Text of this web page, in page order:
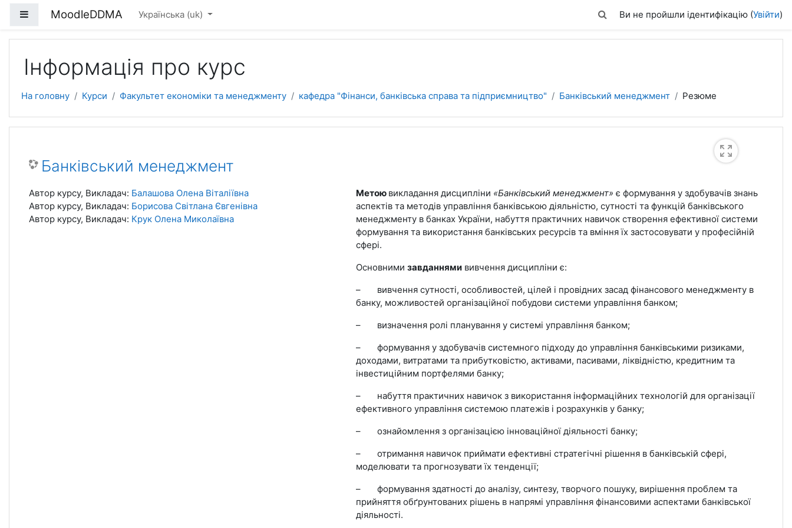
Бокова панель
MoodleDDMA Українська ‎(uk)‎ Переключити введення пошуку
Ви не пройшли ідентифікацію (Увійти)
Інформація про курс
На головну Курси Факультет економіки та менеджменту кафедра "Фінанси, банківська справа та підприємництво" Банківський менеджмент Резюме
Банківський менеджмент
Метою викладання дисципліни «Банківський менеджмент» є формування у здобувачів знань
аспектів та методів управління банківською діяльністю, сутності та функцій банківського
менеджменту в банках України, набуття практичних навичок створення ефективної системи
формування та використання банківських ресурсів та вміння їх застосовувати у професійній
сфері.
Основнимизавданнями вивчення дисципліни є:
– вивчення сутності, особливостей, цілей і провідних засад фінансового менеджменту в
банку, можливостей організаційної побудови системи управління банком;
– визначення ролі планування у системі управління банком;
– формування у здобувачів системного підходу до управління банківськими ризиками,
доходами, витратами та прибутковістю, активами, пасивами, ліквідністю, кредитним та
інвестиційним портфелями банку;
– набуття практичних навичок з використання інформаційних технологій для організації
ефективного управління системою платежів і розрахунків у банку;
– ознайомлення з організацією інноваційної діяльності банку;
– отримання навичок приймати ефективні стратегічні рішення в банківській сфері,
моделювати та прогнозувати їх тенденції;
– формування здатності до аналізу, синтезу, творчого пошуку, вирішення проблем та
прийняття обґрунтованих рішень в напрямі управління фінансовими аспектами банківської
діяльності.
Автор курсу, Викладач: Балашова Олена Віталіївна
Автор курсу, Викладач: Борисова Світлана Євгенівна
Автор курсу, Викладач: Крук Олена Миколаївна